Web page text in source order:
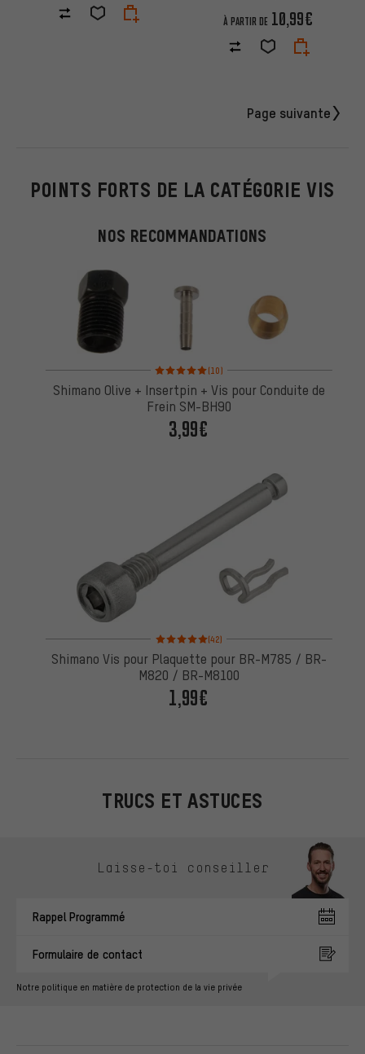
À PARTIR DE 10,99€
Page suivante
POINTS FORTS DE LA CATÉGORIE VIS
NOS RECOMMANDATIONS
Note moyenne : 5 sur 5 d'après 10 avis
(10)
Shimano Olive + Insertpin + Vis pour Conduite de
Frein SM-BH90
3,99€
Note moyenne : 5 sur 5 d'après 42 avis
(42)
Shimano Vis pour Plaquette pour BR-M785 / BR-
M820 / BR-M8100
1,99€
TRUCS ET ASTUCES
Laisse-toi conseiller
Rappel Programmé
Formulaire de contact
Notre politique en matière de protection de la vie privée